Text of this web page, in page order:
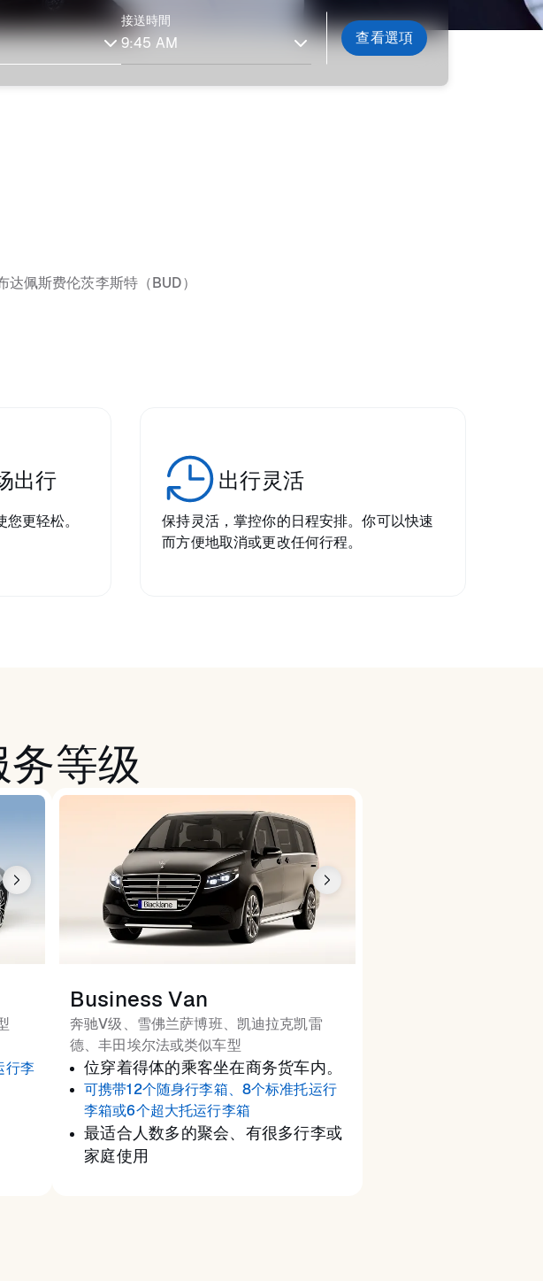
接送時間
查看選項
达佩斯费伦茨李斯特（BUD）
出行
更轻松。
出行灵活
保持灵活，掌控你的日程安排。你可以快速
而方便地取消或更改任何行程。
等级
行李
Business Van
奔驰V级、雪佛兰萨博班、凯迪拉克凯雷
德、丰田埃尔法或类似车型
位穿着得体的乘客坐在商务货车内。
可携带12个随身行李箱、8个标准托运行
李箱或6个超大托运行李箱
最适合人数多的聚会、有很多行李或
家庭使用